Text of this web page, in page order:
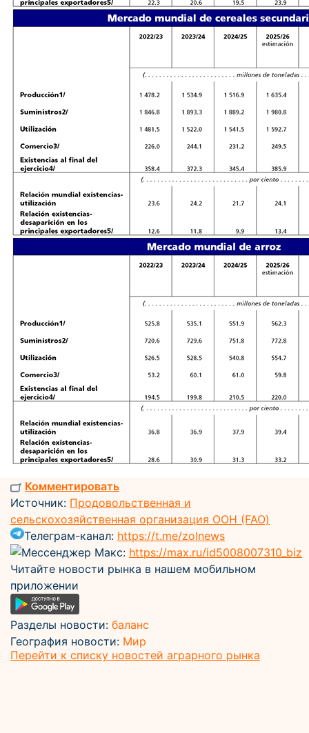
Комментировать
Источник: Продовольственная и
сельскохозяйственная организация ООН (FAO)
Телеграм-канал: https://t.me/zolnews
Мессенджер Макс: https://max.ru/id5008007310_biz
Читайте новости рынка в нашем мобильном
приложении
Разделы новости: баланс
География новости: Мир
Перейти к списку новостей аграрного рынка